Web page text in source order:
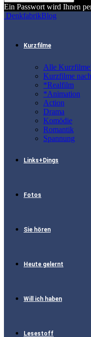
Ein Passwort wird Ihnen
DenkfabrikBlog
Kurzfilme
Alle
Kurzfilme
*Realfilm
*Animation
Action
Drama
Komödie
Romantik
Spannung
Links+Dings
Fotos
Sie hören
Heute gelernt
Will ich haben
Lesestoff